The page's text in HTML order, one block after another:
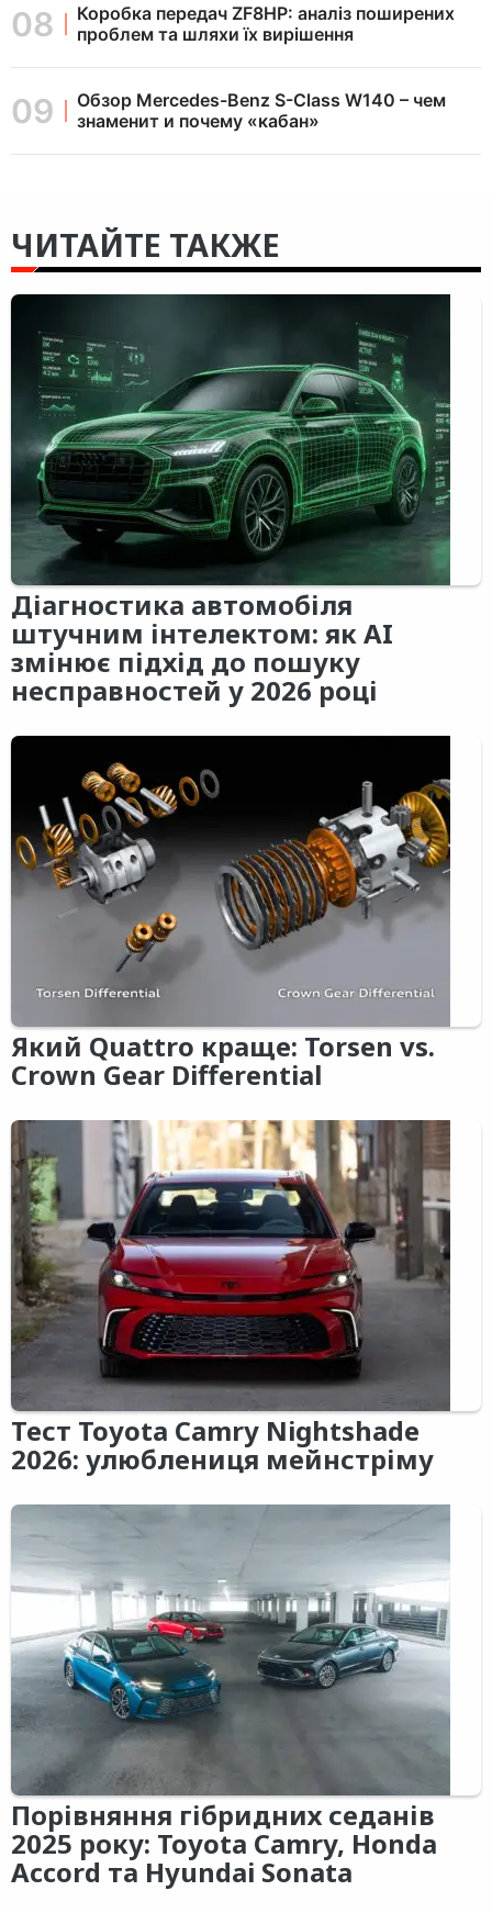
Коробка передач ZF8HP: аналіз поширених
проблем та шляхи їх вирішення
Обзор Mercedes-Benz S-Class W140 – чем
знаменит и почему «кабан»
ЧИТАЙТЕ ТАКЖЕ
Діагностика автомобіля
штучним інтелектом: як AI
змінює підхід до пошуку
несправностей у 2026 році
Який Quattro краще: Torsen vs.
Crown Gear Differential
Тест Toyota Camry Nightshade
2026: улюблениця мейнстріму
Порівняння гібридних седанів
2025 року: Toyota Camry, Honda
Accord та Hyundai Sonata